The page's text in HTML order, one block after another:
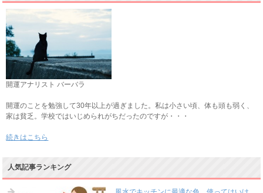
開運アナリスト バーバラ
開運のことを勉強して30年以上が過ぎました。私は小さい頃、体も頭も弱く、
家は貧乏。学校ではいじめられがちだったのですが・・・
続きはこちら
人気記事ランキング